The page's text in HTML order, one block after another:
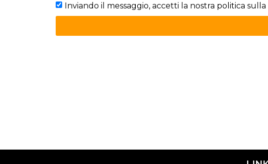
Inviando il messaggio, accetti la nostra politica